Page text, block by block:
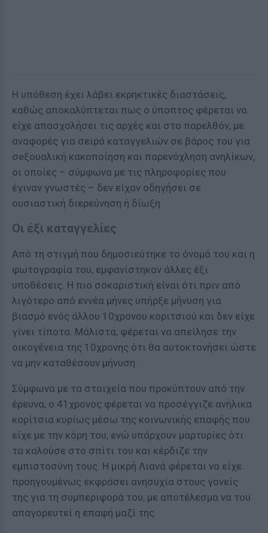
Η υπόθεση έχει λάβει εκρηκτικές διαστάσεις,
καθώς αποκαλύπτεται πως ο ύποπτος φέρεται να
είχε απασχολήσει τις αρχές και στο παρελθόν, με
αναφορές για σειρά καταγγελιών σε βάρος του για
σeξουαλική κακοποίηση και παρενόχληση ανηλίκων,
οι οποίες – σύμφωνα με τις πληροφορίες που
έγιναν γνωστές – δεν είχαν οδηγήσει σε
ουσιαστική διερεύνηση ή δίωξη.
Οι έξι καταγγελίες
Από τη στιγμή που δημοσιεύτηκε το όνομά του και η
φωτογραφία του, εμφανίστηκαν άλλες έξι
υποθέσεις. Η πιο σοκαριστική είναι ότι πριν από
λιγότερο από εννέα μήνες υπήρξε μήνυση για
βιασμό ενός άλλου 10χρονου κοριτσιού και δεν είχε
γίνει τίποτα. Μάλιστα, φέρεται να απείλησε την
οικογένεια της 10χρονης ότι θα αυτοκτονήσει ώστε
να μην καταθέσουν μήνυση.
Σύμφωνα με τα στοιχεία που προκύπτουν από την
έρευνα, ο 41χρονος φέρεται να προσέγγιζε ανήλικα
κορίτσια κυρίως μέσω της κοινωνικής επαφής που
είχε με την κόρη του, ενώ υπάρχουν μαρτυρίες ότι
τα καλούσε στο σπίτι του και κέρδιζε την
εμπιστοσύνη τους. Η μικρή Λιανά φέρεται να είχε
προηγουμένως εκφράσει ανησυχία στους γονείς
της για τη συμπεριφορά του, με αποτέλεσμα να του
απαγορευτεί η επαφή μαζί της.